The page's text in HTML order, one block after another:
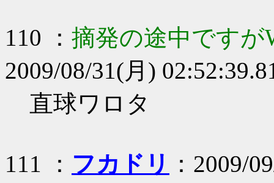
110 ： 摘発の途中ですが
2009/08/31(月)
直球ワロタ
111 ： フカドリ
：2009/